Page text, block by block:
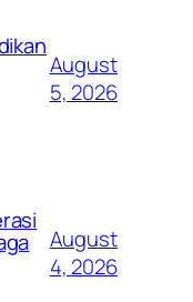
August
5, 2026
August
4, 2026